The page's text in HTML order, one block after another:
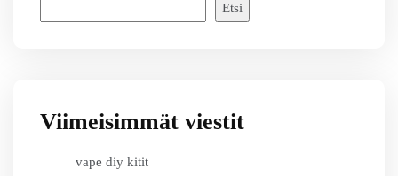
Etsi
Viimeisimmät viestit
vape diy kitit